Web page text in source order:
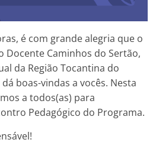
é com grande alegria que o
Docente Caminhos do Sertão,
da Região Tocantina do
boas-vindas a vocês. Nesta
a todos(as) para
Pedagógico do Programa.